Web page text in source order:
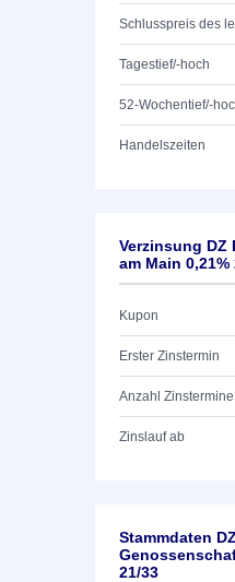
Schlusspreis des
Tagestief/-hoch
52-Wochentief/-
Handelszeiten
Verzinsung DZ
am Main 0,21%
Kupon
Erster Zinstermin
Anzahl Zinstermine
Zinslauf ab
Stammdaten
21/33